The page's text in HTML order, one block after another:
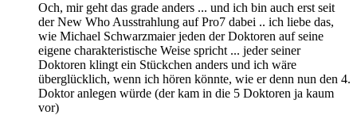
Och, mir geht das grade anders ... und ich bin auch erst seit
der New Who Ausstrahlung auf Pro7 dabei .. ich liebe das,
wie Michael Schwarzmaier jeden der Doktoren auf seine
eigene charakteristische Weise spricht ... jeder seiner
Doktoren klingt ein Stückchen anders und ich wäre
überglücklich, wenn ich hören könnte, wie er denn nun den 4.
Doktor anlegen würde (der kam in die 5 Doktoren ja kaum
vor)